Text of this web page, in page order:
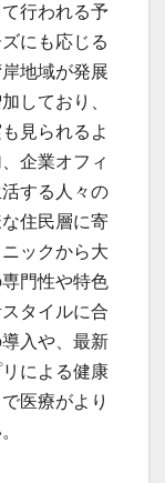
行われる予
にも応じる
地域が発展
しており、
見られるよ
企業オフィ
する人々の
住民層に寄
ックから大
門性や特色
タイルに合
入や、最新
による健康
医療がより